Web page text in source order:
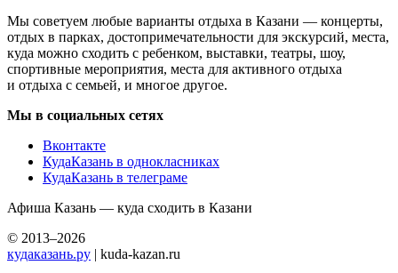
Мы советуем любые варианты отдыха в Казани — концерты,
отдых в парках, достопримечательности для экскурсий, места,
куда можно сходить с ребенком, выставки, театры, шоу,
спортивные мероприятия, места для активного отдыха
и отдыха с семьей, и многое другое.
Мы в социальных сетях
Вконтакте
КудаКазань в однокласниках
КудаКазань в телеграме
Афиша Казань — куда сходить в Казани
© 2013–2026
кудаказань.ру | kuda-kazan.ru